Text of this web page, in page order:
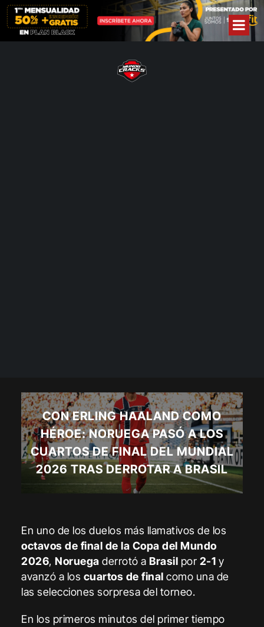
CON ERLING HAALAND COMO
HÉROE: NORUEGA PASÓ A LOS
CUARTOS DE FINAL DEL MUNDIAL
2026 TRAS DERROTAR A BRASIL
En uno de los duelos más llamativos de los
octavos de final de la Copa del Mundo
2026,Noruega derrotó aBrasil por 2-1 y
avanzó a los cuartos de final como una de
las selecciones sorpresa del torneo.
En los primeros minutos del primer tiempo